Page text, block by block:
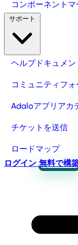
コンポーネント
ヘルプドキュメン
コミュニティフォ
Adaloアプリアカ
チケットを送信
ロードマップ
ログイン 無料で構